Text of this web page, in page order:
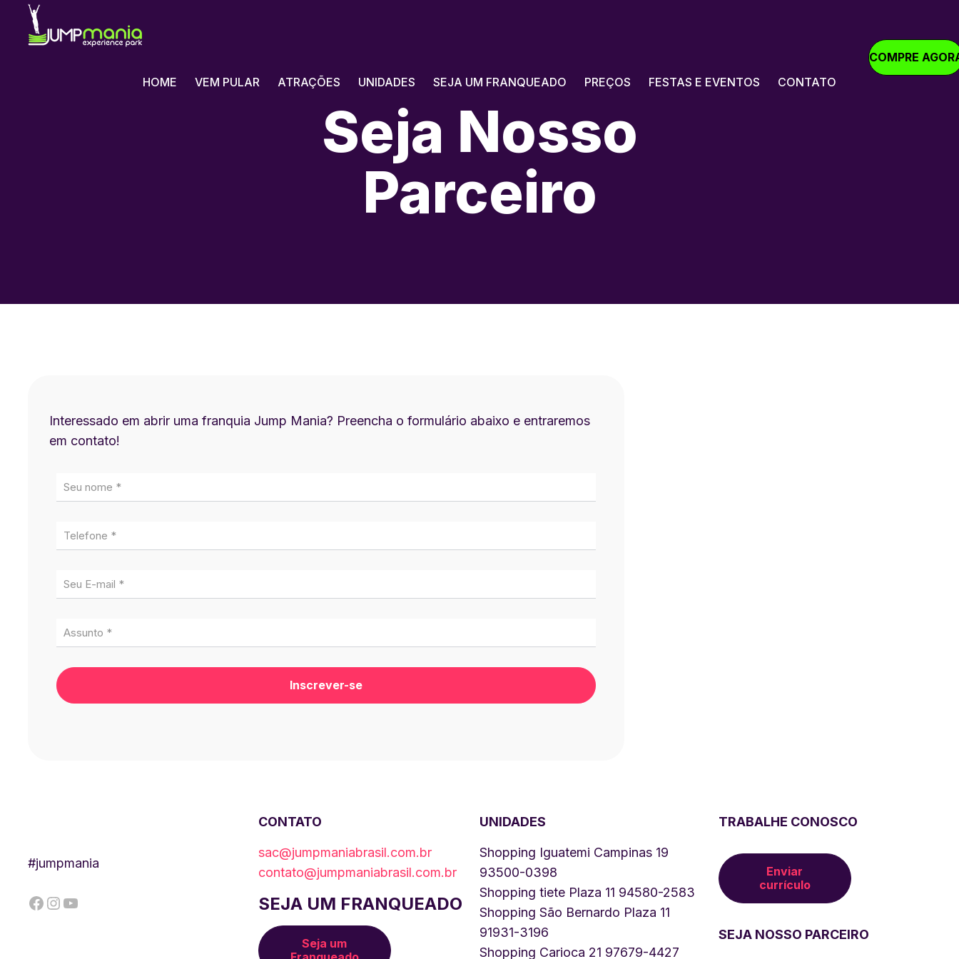
HOME VEM PULAR ATRAÇÕES UNIDADES SEJA UM FRANQUEADO PREÇOS FESTAS E EVENTOS CONTATO
COMPRE
Seja Nosso
Parceiro
Interessado em abrir uma franquia Jump Mania? Preencha o formulário abaixo e entraremos
em contato!
#jumpmania
Facebook
Instagram
YouTube
CONTATO
sac@jumpmaniabrasil.com.br
contato@jumpmaniabrasil.com.br
SEJA UM FRANQUEADO
Seja um
UNIDADES
Shopping Iguatemi Campinas 19
93500-0398
Shopping tiete Plaza 11 94580-2583
Shopping São Bernardo Plaza 11
91931-3196
Shopping Carioca 21 97679-4427
TRABALHE CONOSCO
Enviar
currículo
SEJA NOSSO PARCEIRO